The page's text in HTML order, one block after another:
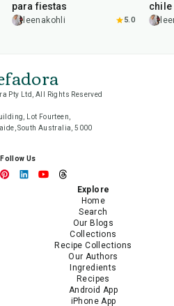
para fiestas
leenakohli 5.0
chile
Pty Ltd, All Rights Reserved
Lot Fourteen,
South Australia, 5000
Follow Us
Explore
Home
Search
Our Blogs
Collections
Recipe Collections
Our Authors
Ingredients
Recipes
Android App
iPhone App